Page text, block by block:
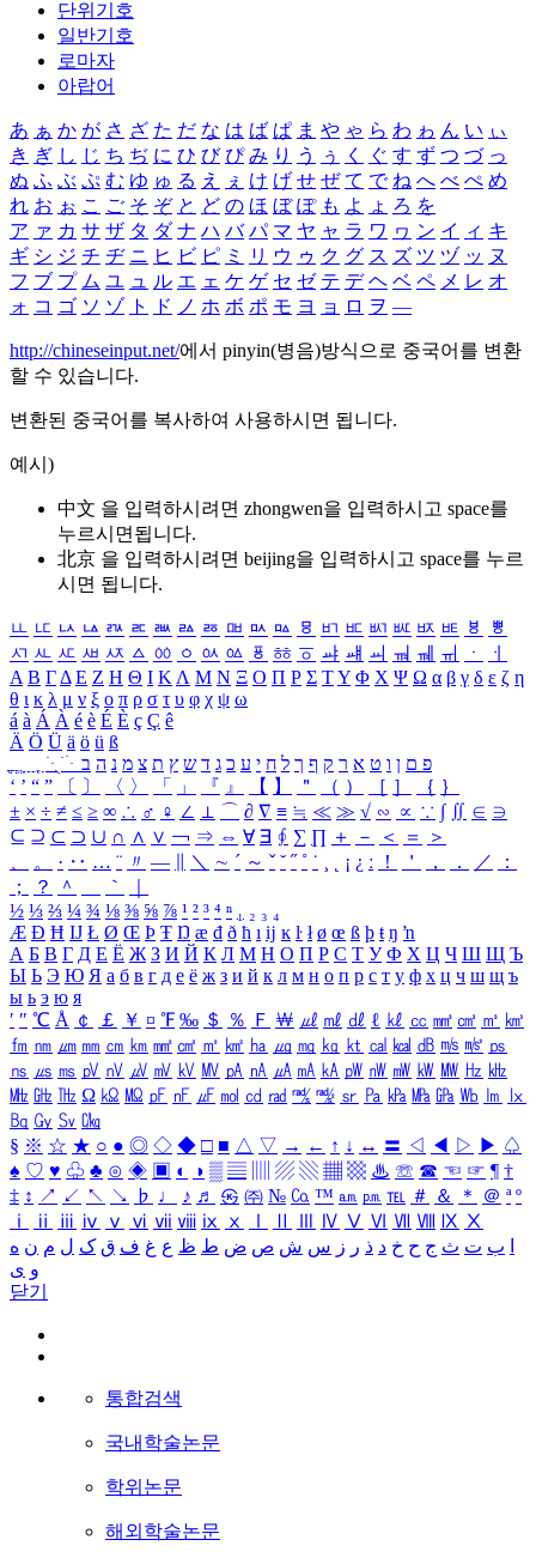
단위기호
일반기호
로마자
아랍어
あ ぁ か が さ ざ た だ な は ば ぱ ま や ゃ ら わ ゎ ん い ぃ
き ぎ し じ ち ぢ に ひ び ぴ み り う ぅ く ぐ す ず つ づ っ
ぬ ふ ぶ ぷ む ゆ ゅ る え ぇ け げ せ ぜ て で ね へ べ ぺ め
れ お ぉ こ ご そ ぞ と ど の ほ ぼ ぽ も よ ょ ろ を
ア ァ カ サ ザ タ ダ ナ ハ バ パ マ ヤ ャ ラ ワ ヮ ン イ ィ キ
ギ シ ジ チ ヂ ニ ヒ ビ ピ ミ リ ウ ゥ ク グ ス ズ ツ ヅ ッ ヌ
フ ブ プ ム ユ ュ ル エ ェ ケ ゲ セ ゼ テ デ ヘ ベ ペ メ レ オ
ォ コ ゴ ソ ゾ ト ド ノ ホ ボ ポ モ ヨ ョ ロ ヲ ―
http://chineseinput.net/에서 pinyin(병음)방식으로 중국어를 변환
할 수 있습니다.
변환된 중국어를 복사하여 사용하시면 됩니다.
예시)
中文 을 입력하시려면 zhongwen을 입력하시고 space를
누르시면됩니다.
北京 을 입력하시려면 beijing을 입력하시고 space를 누르
시면 됩니다.
ㅥ ㅦ ㅧ ㅨ ㅩ ㅪ ㅫ ㅬ ㅭ ㅮ ㅯ ㅰ ㅱ ㅲ ㅳ ㅴ ㅵ ㅶ ㅷ ㅸ
ㅹ
ㅺ ㅻ ㅼ ㅽ ㅾ ㅿ ㆀ ㆁ ㆂ ㆃ ㆄ ㆅ ㆆ ㆇ ㆈ ㆉ ㆊ ㆋ ㆌ ㆍ
ㆎ
Α Β ΓΔ Ε Ζ Η Θ Ι ΚΛ Μ Ν Ξ Ο Π Ρ Σ ΤΥ Φ Χ Ψ Ω α β γ δ ε ζ η
θ ι κ λ μ ν ξ ο π ρ σ τ υ φ χ ψ ω
á à Á À é è É È ç Ç ê
Ä Ö Ü ä ö ü ß
ִֶֹ ֻּ ׁׂ פ ם ן ו ט א ר ק ף ך ל ח י ע כ ג ד ש ץ ת צ מ נ ה ב
‘ ’ “ ” 〔 〕 〈 〉 「 」 『 』 【 】 ＂ （ ） ［ ］ ｛ ｝
± × ÷ ≠ ≤ ≥ ∞ ∴ ♂ ♀ ∠ ⊥ ⌒ ∂ ∇ ≡ ≒ ≪ ≫ √ ∽ ∝ ∵ ∫ ∬ ∈ ∋
⊆ ⊇ ⊂ ⊃ ∪ ∩ ∧ ∨ ￢ ⇒ ⇔ ∀ ∃ ∮ ∑ ∏ ＋ － ＜ ＝
＞
、
。 · ‥ … ¨ 〃 ― ＼ ∼ ´ ～ ˇ ˘ ˝ ˚ ˙ ¸ ¡ ¿ ː ！ ＇ ， ． ／
：
；
？ ＾ ｀
½ ⅓ ⅔ ¼ ¾ ⅛ ⅜ ⅝ ⅞ ¹ ² ³ ⁴ ⁿ ₁ ₂ ₃ ₄
Æ Ð Ħ Ĳ Ł Ø Œ Þ Ŧ Ŋ æ đ ð ħ ı ĳ ĸ ŀ ł ø œ ß þ ŧ ŋ ŉ
А Б В Г Д Е Ё Ж З И Й К Л М Н О П Р С Т У Ф Х Ц Ч Ш Щ Ъ
Ы Ь Э Ю Я а б в г д е ё ж з и й к л м н о п р с т у ф х ц ч ш щ ъ
ы ь э ю я
′ ″ ℃ Å ￠ ￡ ￥ ¤ ℉ ‰ ＄ ％ Ｆ ￦ ㎕ ㎖ ㎗ ℓ ㎘ ㏄ ㎣ ㎤ ㎥ ㎦
㎙ ㎚ ㎛ ㎜ ㎝ ㎞ ㎟ ㎠ ㎡ ㎢ ㏊ ㎍ ㎎ ㎏ ㏏ ㎈ ㎉ ㏈ ㎧ ㎨ ㎰
㎱ ㎲ ㎳ ㎴ ㎵ ㎶ ㎷ ㎸ ㎹ ㎀ ㎁ ㎂ ㎃ ㎄ ㎺ ㎻ ㎽ ㎾ ㎿ ㎐ ㎑
㎒ ㎓ ㎔ Ω ㏀ ㏁ ㎊ ㎋ ㎌ ㏖ ㏅ ㎭ ㎮ ㎯ ㏛ ㎩ ㎪ ㎫ ㎬ ㏝ ㏐
㏓
㏃ ㏉ ㏜ ㏆
§ ※ ☆ ★ ○ ● ◎ ◇ ◆ □ ■ △ ▽ → ← ↑ ↓ ↔ 〓 ◁ ◀ ▷ ▶ ♤
♠ ♡ ♥ ♧ ♣ ⊙ ◈ ▣ ◐ ◑ ▒ ▤ ▨ ▧ ▦ ▩ ♨ ☏ ☎ ☜ ☞ ¶ †
‡ ↕ ↗ ↙ ↖ ↘ ♭ ♩ ♪ ♬ ㉿ ㈜ № ㏇ ™ ㏂ ㏘ ℡ ＃ ＆ ＊ ＠ ª º
ⅰ
ⅱ ⅲ ⅳ ⅴ ⅵ ⅶ ⅷ ⅸ ⅹ Ⅳ Ⅴ Ⅵ Ⅶ Ⅷ Ⅸ Ⅹ
ب ت ث ج ح خ د ذ ر ز س ش ص ض ط ظ ع غ ف ق ک ل م ن ه
و ی
닫기
통합검색
국내학술논문
학위논문
해외학술논문